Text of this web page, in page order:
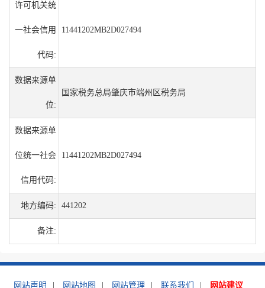
许可机关统
一社会信用
代码:
11441202MB2D027494
数据来源单
位:
国家税务总局肇庆市端州区税务局
数据来源单
位统一社会
信用代码:
11441202MB2D027494
地方编码: 441202
备注:
网站声明 网站地图 网站管理 联系我们 网站建议